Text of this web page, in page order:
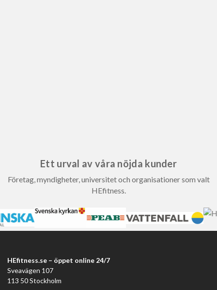
Ett urval av våra nöjda kunder
Företag, myndigheter, universitet och organisationer som valt
HEfitness.
HEfitness.se – öppet online 24/7
Sveavägen 107
113 50 Stockholm